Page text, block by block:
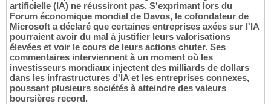
artificielle (IA) ne réussiront pas. S'exprimant lors du
Forum économique mondial de Davos, le cofondateur de
Microsoft a déclaré que certaines entreprises axées sur l'IA
pourraient avoir du mal à justifier leurs valorisations
élevées et voir le cours de leurs actions chuter. Ses
commentaires interviennent à un moment où les
investisseurs mondiaux injectent des milliards de dollars
dans les infrastructures d'IA et les entreprises connexes,
poussant plusieurs sociétés à atteindre des valeurs
boursières record.